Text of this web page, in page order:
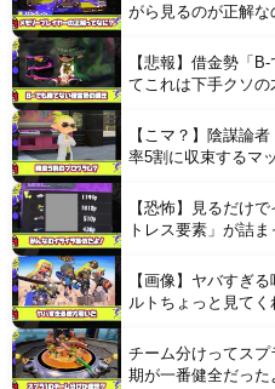
がら見るのが正解な
【悲報】借金勢「
てこれは下手クソの
【こマ？】陰謀論
率5割に収束するマ
【恐怖】見るだけ
トレス要素」が詰
【画像】ヤバすぎ
ルトちょっと見てく
チーム分けってス
期が一番健全だった